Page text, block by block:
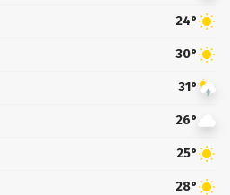
24°
30°
31°
26°
25°
28°